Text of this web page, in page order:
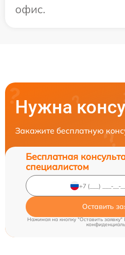
офис.
Нужна
Закажите бесплатную
Бесплатная
специалистом
Оставить
Нажимая на кнопку "Оставить